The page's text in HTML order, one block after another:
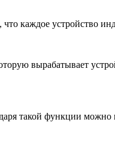
каждое устройство
вырабатывает
такой функции можно